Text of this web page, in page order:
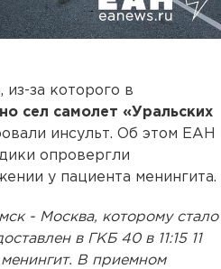
из-за которого в
сел самолет «Уральских
инсульт. Об этом ЕАН
опровергли
у пациента менингита.
- Москва, которому стало
в ГКБ 40 в 11:15 11
В приемном